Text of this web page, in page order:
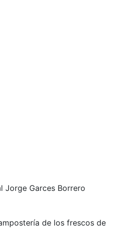
Jorge Garces Borrero
de los frescos de